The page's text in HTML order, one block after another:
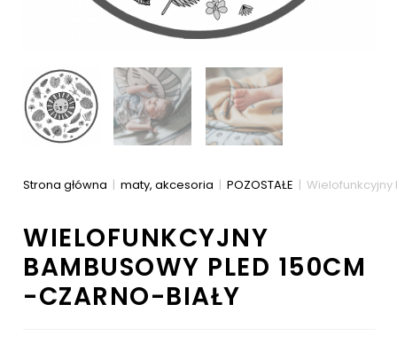
Strona główna | maty, akcesoria | POZOSTAŁE |
WIELOFUNKCYJNY
BAMBUSOWY PLED 150CM
-CZARNO-BIAŁY